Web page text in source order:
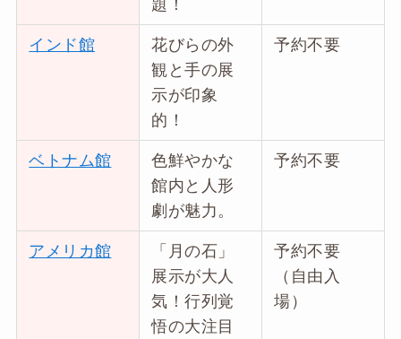
題！
インド館
花びらの外
観と手の展
示が印象
的！
予約不要
ベトナム館
色鮮やかな
館内と人形
劇が魅力。
予約不要
アメリカ館
「月の石」
展示が大人
気！行列覚
悟の大注目
予約不要
（自由入
場）